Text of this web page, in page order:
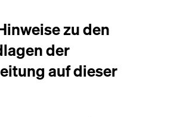
zu den
der
auf dieser